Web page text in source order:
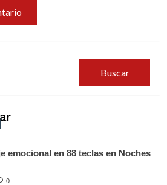
emocional en 88 teclas en Noches
0